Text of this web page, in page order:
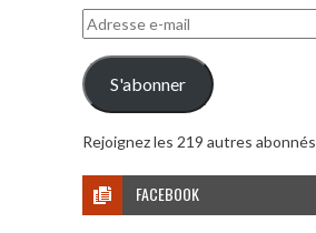
Adresse
e-
mail
S'abonner
Rejoignez les 219 autres abonnés
FACEBOOK